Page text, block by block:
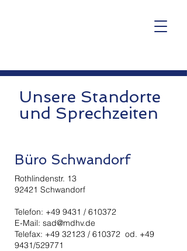
Unsere Standorte
und Sprechzeiten
Büro Schwandorf
Rothlindenstr. 13
92421 Schwandorf
Telefon: +49 9431 / 610372
E-Mail: sad@mdhv.de
Telefax: +49 32123 / 610372 od. +49
9431/529771